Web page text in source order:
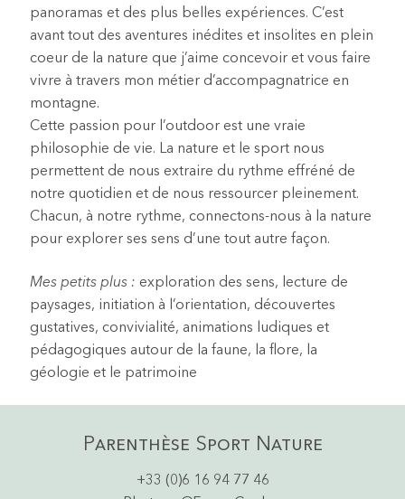
panoramas et des plus belles expériences. C’est
avant tout des aventures inédites et insolites en plein
coeur de la nature que j’aime concevoir et vous faire
vivre à travers mon métier d’accompagnatrice en
montagne.
Cette passion pour l’outdoor est une vraie
philosophie de vie. La nature et le sport nous
permettent de nous extraire du rythme effréné de
notre quotidien et de nous ressourcer pleinement.
Chacun, à notre rythme, connectons-nous à la nature
pour explorer ses sens d’une tout autre façon.
Mes petits plus : exploration des sens, lecture de
paysages, initiation à l’orientation, découvertes
gustatives, convivialité, animations ludiques et
pédagogiques autour de la faune, la flore, la
géologie et le patrimoine
Parenthèse Sport Nature
+33 (0)6 16 94 77 46